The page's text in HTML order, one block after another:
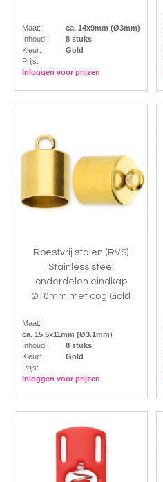
Maat:
ca. 14x9mm (Ø3mm)
Inhoud:
8 stuks
Kleur:
Gold
Prijs:
Inloggen voor prijzen
Roestvrij stalen (RVS)
Stainless steel
onderdelen eindkap
Ø10mm met oog Gold
Maat:
ca. 15.5x11mm (Ø3.1mm)
Inhoud:
8 stuks
Kleur:
Gold
Prijs:
Inloggen voor prijzen